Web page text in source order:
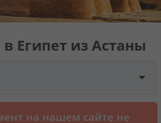
Египет из Астаны
на нашем сайте не